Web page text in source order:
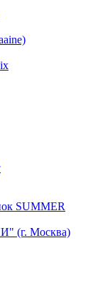
SUMMER
(г. Москва)